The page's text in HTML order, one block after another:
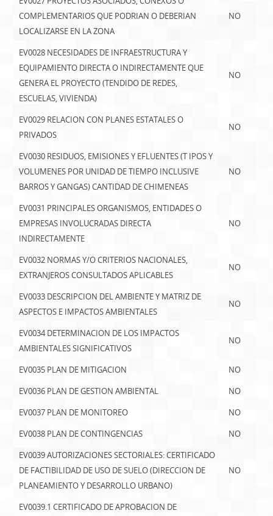
COMPLEMENTARIOS QUE PODRIAN O DEBERIAN
LOCALIZARSE EN LA ZONA
NO
EV0028 NECESIDADES DE INFRAESTRUCTURA Y
EQUIPAMIENTO DIRECTA O INDIRECTAMENTE QUE
GENERA EL PROYECTO (TENDIDO DE REDES,
ESCUELAS, VIVIENDA)
NO
EV0029 RELACION CON PLANES ESTATALES O
PRIVADOS
NO
EV0030 RESIDUOS, EMISIONES Y EFLUENTES (T IPOS Y
VOLUMENES POR UNIDAD DE TIEMPO INCLUSIVE
BARROS Y GANGAS) CANTIDAD DE CHIMENEAS
NO
EV0031 PRINCIPALES ORGANISMOS, ENTIDADES O
EMPRESAS INVOLUCRADAS DIRECTA
INDIRECTAMENTE
NO
EV0032 NORMAS Y/O CRITERIOS NACIONALES,
EXTRANJEROS CONSULTADOS APLICABLES
NO
EV0033 DESCRIPCION DEL AMBIENTE Y MATRIZ DE
ASPECTOS E IMPACTOS AMBIENTALES
NO
EV0034 DETERMINACION DE LOS IMPACTOS
AMBIENTALES SIGNIFICATIVOS
NO
EV0035 PLAN DE MITIGACION
NO
EV0036 PLAN DE GESTION AMBIENTAL
NO
EV0037 PLAN DE MONITOREO
NO
EV0038 PLAN DE CONTINGENCIAS
NO
EV0039 AUTORIZACIONES SECTORIALES: CERTIFICADO
DE FACTIBILIDAD DE USO DE SUELO (DIRECCION DE
PLANEAMIENTO Y DESARROLLO URBANO)
NO
EV0039.1 CERTIFICADO DE APROBACION DE